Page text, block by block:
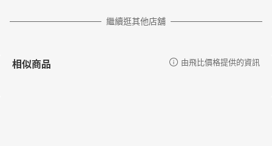
繼續逛其他店舖
相似商品 由飛比價格提供的資訊